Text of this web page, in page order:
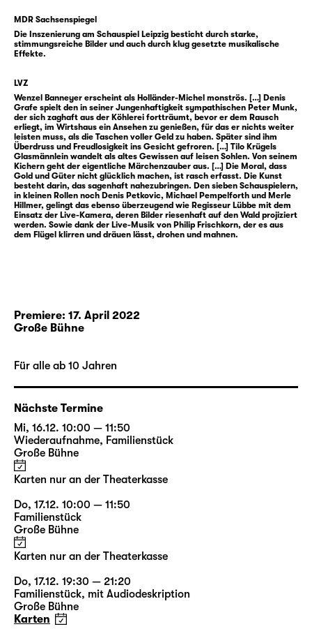
begehrt — Glück, Gier und ganze
Lebenswege. Ein sehr erwachsenes Märchen
über den schönen Schein und ein Herz aus
Hauffs „Das kalte Herz“, erschienen 1827,
entfaltet diese Erzählung in faszinierend
dunkel leuchtender Sprache. In großen
Bildern bringt Intendant Enrico Lübbe es auf
die Bühne des Schauspiel Leipzig — im Team
mit dem Bühnenbildner Etienne Pluss,
Kostümbildnerin Bianca Deigner und dem
Leipziger Jazz-Musiker Philip Frischkorn, der
die Inszenierung live am Flügel begleitet.
auf die Bühne, im Team mit dem
Bühnenbildner Etienne Pluss, der
Leipziger Jazz-Musiker Philip Frischkorn, der
entwickelt.
Rollenbilder: Glasmännlein
und Holländer-Michel in
Paartherapie
Inhalte aktivieren
Jetzt aktivieren
MDR Sachsenspiegel
Die Inszenierung am Schauspiel Leipzig besticht durch starke,
stimmungsreiche Bilder und auch durch klug gesetzte musikalische
Effekte.
LVZ
Wenzel Banneyer erscheint als Holländer-Michel monströs. […] Denis
Grafe spielt den in seiner Jungenhaftigkeit sympathischen Peter Munk,
der sich zaghaft aus der Köhlerei fortträumt, bevor er dem Rausch
erliegt, im Wirtshaus ein Ansehen zu genießen, für das er nichts weiter
leisten muss, als die Taschen voller Geld zu haben. Später sind ihm
Überdruss und Freudlosigkeit ins Gesicht gefroren. […] Tilo Krügels
Glasmännlein wandelt als altes Gewissen auf leisen Sohlen. Von seinem
Kichern geht der eigentliche Märchenzauber aus. […] Die Moral, dass
Gold und Güter nicht glücklich machen, ist rasch erfasst. Die Kunst
besteht darin, das sagenhaft nahezubringen. Den sieben Schauspielern,
in kleinen Rollen noch Denis Petkovic, Michael Pempelforth und Merle
Hillmer, gelingt das ebenso überzeugend wie Regisseur Lübbe mit dem
Einsatz der Live-Kamera, deren Bilder riesenhaft auf den Wald projiziert
werden. Sowie dank der Live-Musik von Philip Frischkorn, der es aus
dem Flügel klirren und dräuen lässt, drohen und mahnen.
Premiere: 17. April 2022
Große Bühne
Für alle ab 10 Jahren
Nächste Termine
Mi, 16.12. 10:00 — 11:50
Wiederaufnahme, Familienstück
Große Bühne
Karten nur an der Theaterkasse
Do, 17.12. 10:00 — 11:50
Familienstück
Große Bühne
Karten nur an der Theaterkasse
Do, 17.12. 19:30 — 21:20
Familienstück, mit Audiodeskription
Große Bühne
Karten